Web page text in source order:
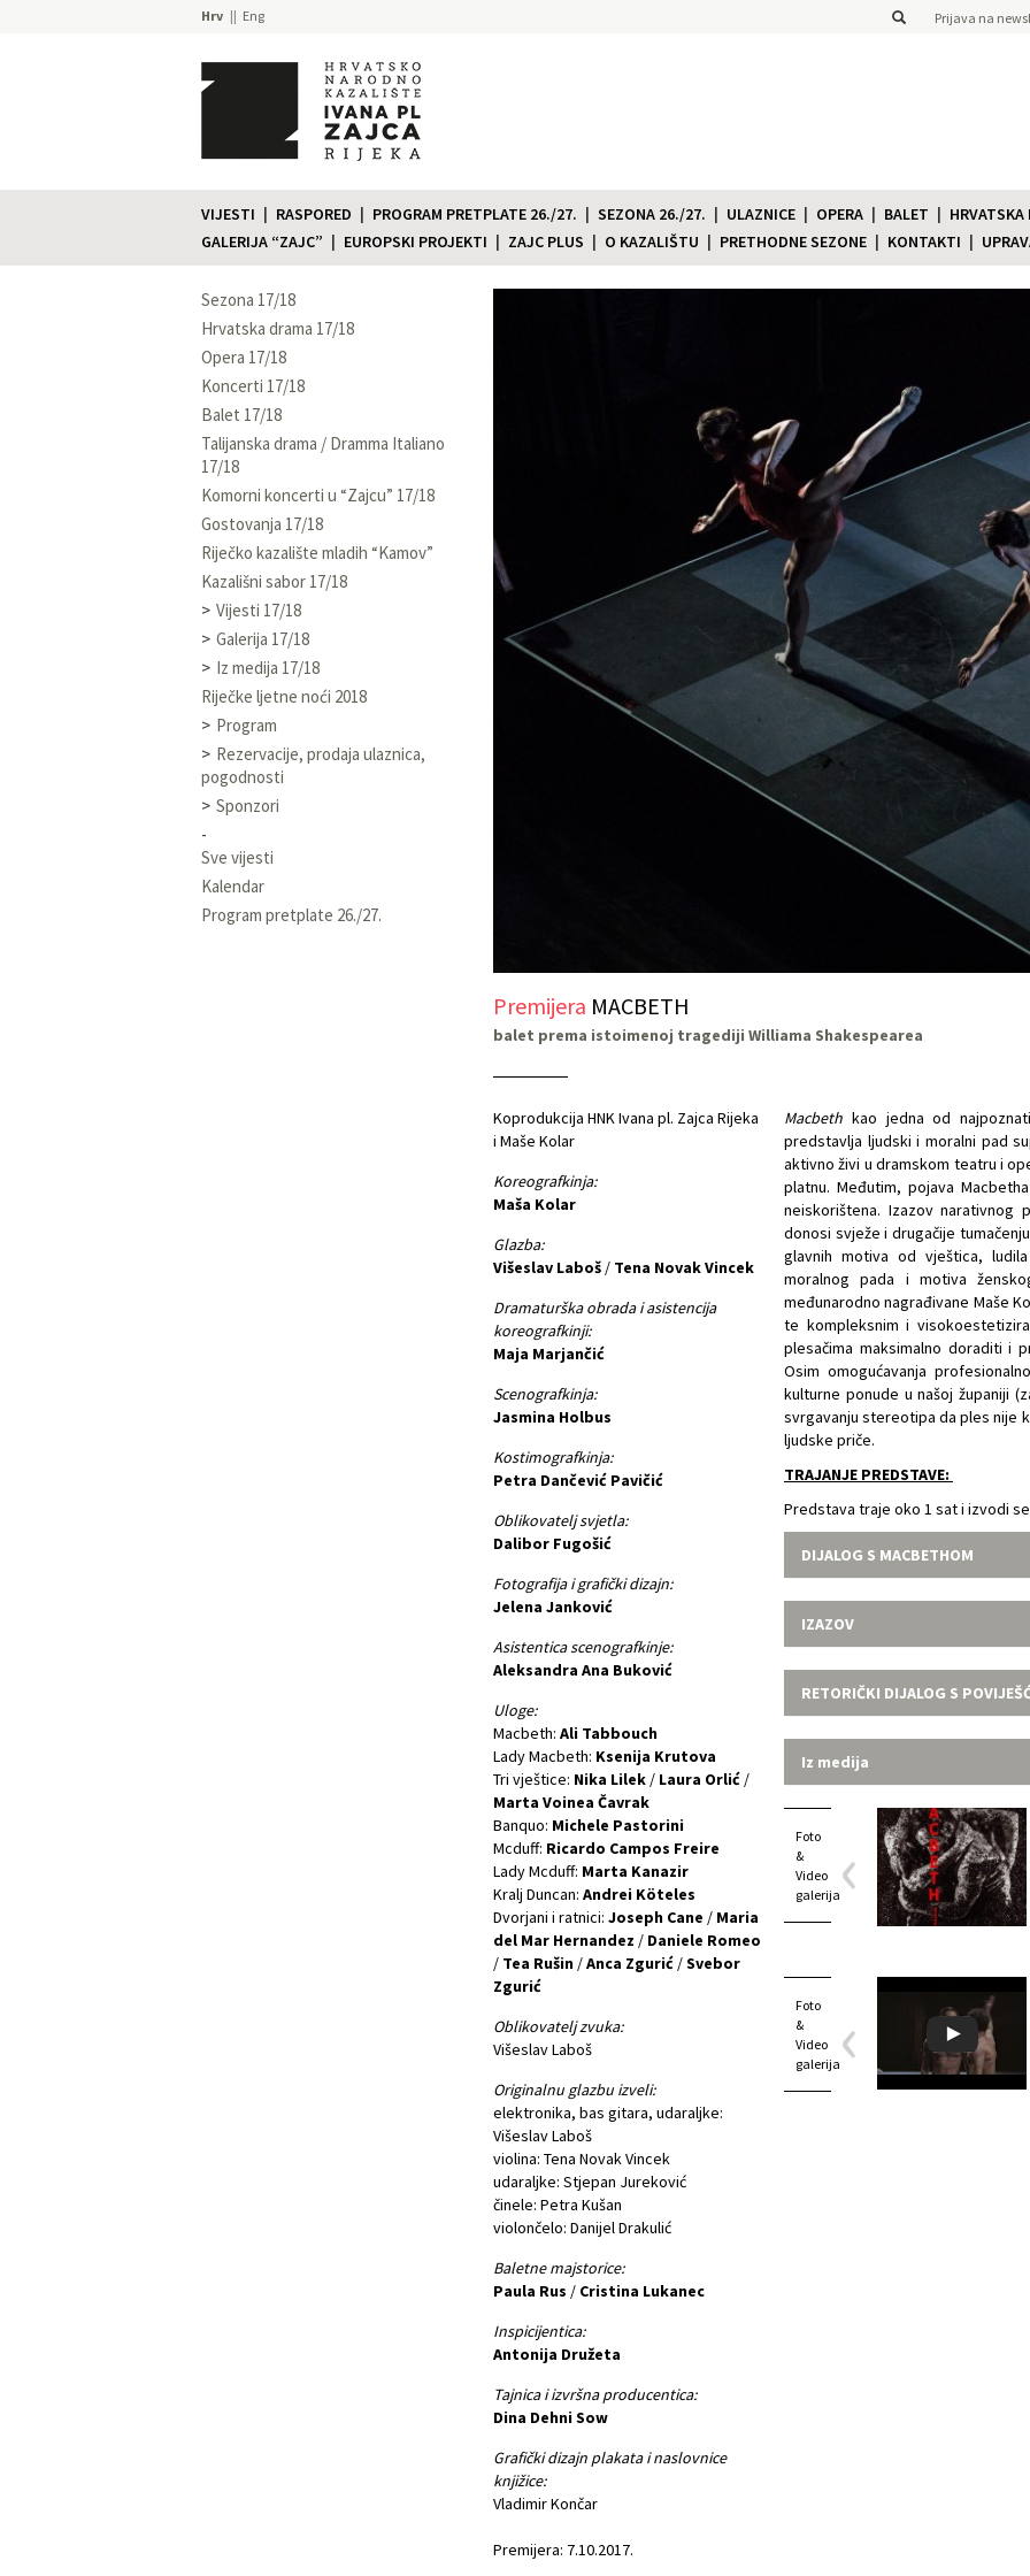
Hrv Eng Prijava na
VIJESTI RASPORED PROGRAM PRETPLATE 26./27. SEZONA 26./27. ULAZNICE OPERA BALET
HRVATSKA
GALERIJA “ZAJC”
EUROPSKI PROJEKTI ZAJC PLUS O KAZALIŠTU PRETHODNE SEZONE KONTAKTI
Sezona 17/18
Hrvatska drama 17/18
Opera 17/18
Koncerti 17/18
Balet 17/18
Talijanska drama / Dramma Italiano
17/18
Komorni koncerti u “Zajcu” 17/18
Gostovanja 17/18
Riječko kazalište mladih “Kamov”
Kazališni sabor 17/18
Vijesti 17/18
Galerija 17/18
Iz medija 17/18
Riječke ljetne noći 2018
Program
Rezervacije, prodaja ulaznica,
pogodnosti
Sponzori
Sve vijesti
Kalendar
Program pretplate 26./27.
Premijera MACBETH
balet prema istoimenoj tragediji Williama Shakespearea
Koprodukcija HNK Ivana pl. Zajca Rijeka
i Maše Kolar
Koreografkinja:
Maša Kolar
Glazba:
Višeslav Laboš/ Tena Novak Vincek
Dramaturška obrada i asistencija
koreografkinji:
Maja Marjančić
Scenografkinja:
Jasmina Holbus
Kostimografkinja:
Petra Dančević Pavičić
Oblikovatelj svjetla:
Dalibor Fugošić
Fotografija i grafički dizajn:
Jelena Janković
Asistentica scenografkinje:
Aleksandra Ana Buković
Uloge:
Macbeth: Ali Tabbouch
Lady Macbeth: Ksenija Krutova
Tri vještice: Nika Lilek/ Laura Orlić/
Marta Voinea Čavrak
Banquo: Michele Pastorini
Mcduff: Ricardo Campos Freire
Lady Mcduff: Marta Kanazir
Kralj Duncan: Andrei Köteles
Dvorjani i ratnici: Joseph Cane / Maria
del Mar Hernandez / Daniele Romeo
/ Tea Rušin/Anca Zgurić/Svebor
Zgurić
Oblikovatelj zvuka:
Višeslav Laboš
Originalnu glazbu izveli:
elektronika, bas gitara, udaraljke:
Višeslav Laboš
violina: Tena Novak Vincek
udaraljke: Stjepan Jureković
činele: Petra Kušan
violončelo: Danijel Drakulić
Baletne majstorice:
Paula Rus / Cristina Lukanec
Inspicijentica:
Antonija Družeta
Tajnica i izvršna producentica:
Dina Dehni Sow
Grafički dizajn plakata i naslovnice
knjižice:
Vladimir Končar
Premijera: 7.10.2017.
Macbeth kao jedna od
predstavlja ljudski i moralni pad
aktivno živi u dramskom teatru i
platnu. Međutim, pojava
neiskorištena. Izazov
donosi svježe i drugačije
glavnih motiva od vještica,
moralnog pada i motiva
međunarodno nagrađivane Maše
te kompleksnim i
plesačima maksimalno doraditi i
Osim omogućavanja
kulturne ponude u našoj županiji
svrgavanju stereotipa da ples nije
ljudske priče.
TRAJANJE PREDSTAVE:
Predstava traje oko 1 sat i izvodi
DIJALOG S MACBETHOM
IZAZOV
RETORIČKI DIJALOG S
Iz medija
Foto
&
Video
galerija
Foto
&
Video
galerija